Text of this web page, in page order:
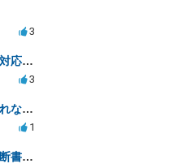
3
交通事故の加害者としての今後の対応と弁護士相談のタイミングは？
3
車のミラー接触事故、医療費は取れないのでしょうか？
1
外傷性頚椎ヘルニアで後遺障害診断書の申請での症状の伝え方等